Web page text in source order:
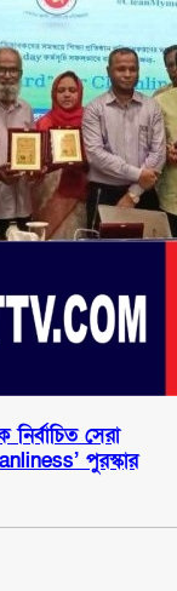
সেরা
পুরস্কার